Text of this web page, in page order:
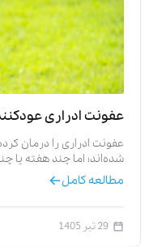
عفونت ادراری
عفونت ادراری را درمان
شده‌اند؛ اما چند هفته یا
مطالعه کامل
29 تیر 1405